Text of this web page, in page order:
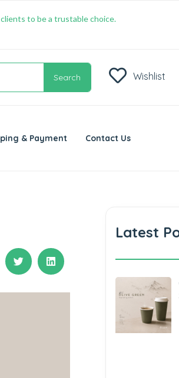
to be a trustable choice.
Search Wishlist
& Payment Contact Us
Latest